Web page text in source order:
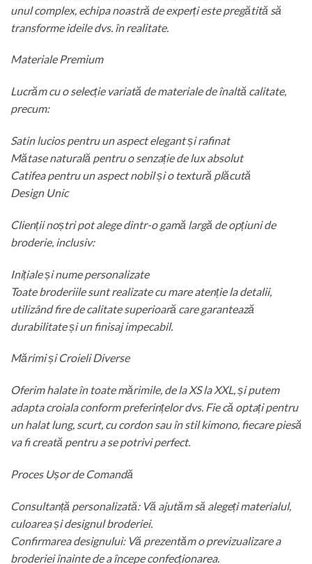
unul complex, echipa noastră de experți este pregătită să
transforme ideile dvs. în realitate.
Materiale Premium
Lucrăm cu o selecție variată de materiale de înaltă calitate,
precum:
Satin lucios pentru un aspect elegant și rafinat
Mătase naturală pentru o senzație de lux absolut
Catifea pentru un aspect nobil și o textură plăcută
Design Unic
Clienții noștri pot alege dintr-o gamă largă de opțiuni de
broderie, inclusiv:
Inițiale și nume personalizate
Toate broderiile sunt realizate cu mare atenție la detalii,
utilizând fire de calitate superioară care garantează
durabilitate și un finisaj impecabil.
Mărimi și Croieli Diverse
Oferim halate în toate mărimile, de la XS la XXL, și putem
adapta croiala conform preferințelor dvs. Fie că optați pentru
un halat lung, scurt, cu cordon sau în stil kimono, fiecare piesă
va fi creată pentru a se potrivi perfect.
Proces Ușor de Comandă
Consultanță personalizată: Vă ajutăm să alegeți materialul,
culoarea și designul broderiei.
Confirmarea designului: Vă prezentăm o previzualizare a
broderiei înainte de a începe confecționarea.